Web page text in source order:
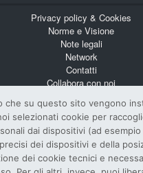
Privacy policy & Cookies
Norme e Visione
Note legali
Network
Contatti
Collabora con noi
Numeri Arretrati
che su questo sito vengono
selezionati cookie per
dai dispositivi (ad esempio
dei dispositivi e della
dei cookie tecnici e